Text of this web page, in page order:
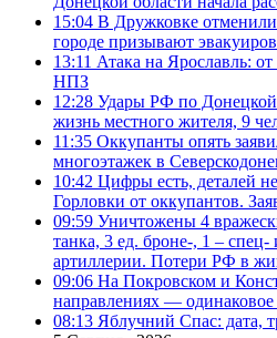
15:04 В Дружковке
городе призывают
13:11 Атака на Ярославль:
НПЗ
12:28 Удары РФ по Донецкой
жизнь местного жителя, 9
11:35 Оккупанты опять
многоэтажек в
10:42 Цифры есть, деталей
Горловки от оккупантов.
09:59 Уничтожены 4
танка, 3 ед. броне-, 1 –
артиллерии. Потери РФ в
09:06 На Покровском и
направлениях — одинаковое
08:13 Яблучний Спас: дата,